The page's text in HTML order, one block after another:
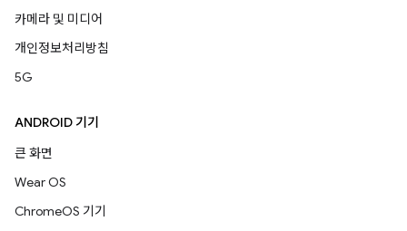
카메라 및 미디어
개인정보처리방침
5G
ANDROID 기기
큰 화면
Wear OS
ChromeOS 기기